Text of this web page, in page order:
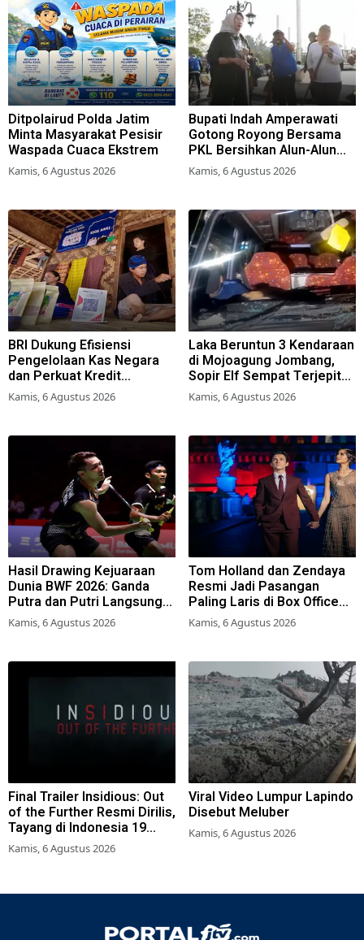
Ditpolairud Polda Jatim
Minta Masyarakat Pesisir
Waspada Cuaca Ekstrem
Kamis, 6 Agustus 2026
Bupati Indah Amperawati
Gotong Royong Bersama
PKL Bersihkan Alun-Alun
Lumajang
Kamis, 6 Agustus 2026
BRI Dukung Efisiensi
Pengelolaan Kas Negara
dan Perkuat Kredit
Berkualitas demi Dongkrak
Sektor Riil
Kamis, 6 Agustus 2026
Laka Beruntun 3 Kendaraan
di Mojoagung Jombang,
Sopir Elf Sempat Terjepit
Kemudi
Kamis, 6 Agustus 2026
Hasil Drawing Kejuaraan
Dunia BWF 2026: Ganda
Putra dan Putri Langsung
Lolos Babak Kedua, 6 Wakil
Bertarung dari Awal
Kamis, 6 Agustus 2026
Tom Holland dan Zendaya
Resmi Jadi Pasangan
Paling Laris di Box Office
2026
Kamis, 6 Agustus 2026
Final Trailer Insidious: Out
of the Further Resmi Dirilis,
Tayang di Indonesia 19
Agustus 2026
Kamis, 6 Agustus 2026
Viral Video Lumpur Lapindo
Disebut Meluber
Kamis, 6 Agustus 2026